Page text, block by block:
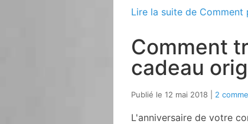
Lire la suite de
Comment
cadeau
Publié le 12 mai 2018 2
L'anniversaire de votre